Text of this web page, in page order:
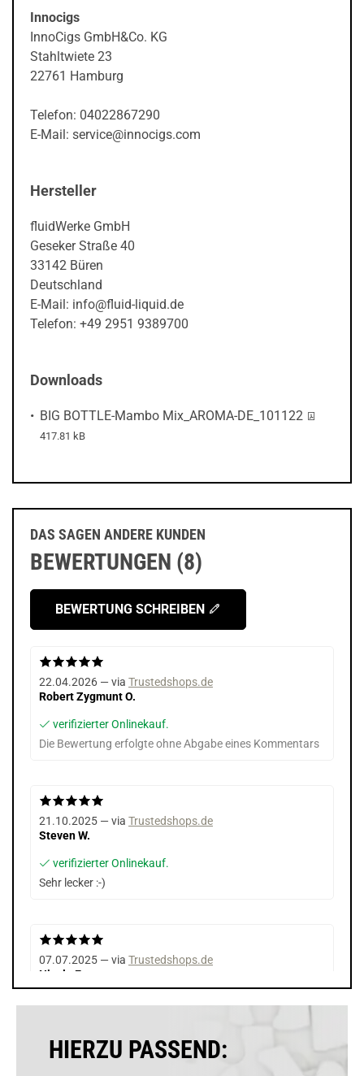
Innocigs
InnoCigs GmbH&Co. KG
Stahltwiete 23
22761 Hamburg
Telefon: 04022867290
E-Mail: service@innocigs.com
Hersteller
fluidWerke GmbH
Geseker Straße 40
33142 Büren
Deutschland
E-Mail: info@fluid-liquid.de
Telefon: +49 2951 9389700
Downloads
BIG BOTTLE-Mambo Mix_AROMA-DE_101122
417.81 kB
DAS SAGEN ANDERE KUNDEN
BEWERTUNGEN (8)
BEWERTUNG SCHREIBEN
22.04.2026 — via Trustedshops.de
Robert Zygmunt O.
verifizierter Onlinekauf.
Die Bewertung erfolgte ohne Abgabe eines Kommentars
21.10.2025 — via Trustedshops.de
Steven W.
verifizierter Onlinekauf.
Sehr lecker :-)
07.07.2025 — via Trustedshops.de
Nicole E.
HIERZU PASSEND: